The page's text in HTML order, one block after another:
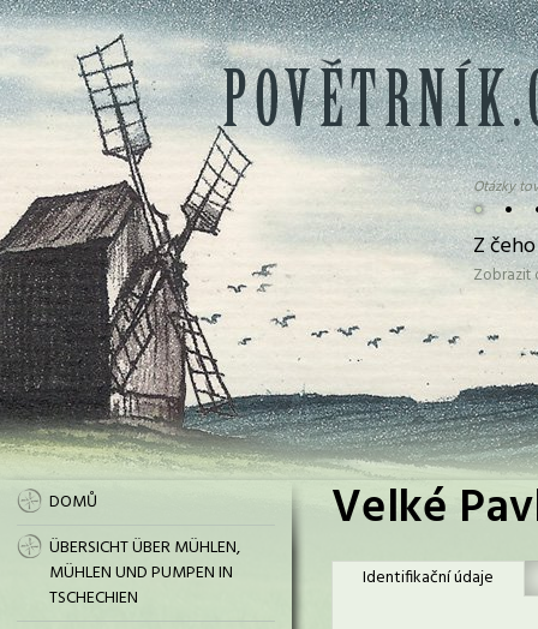
• •
Otázky
Z
DOMŮ
ÜBERSICHT ÜBER MÜHLEN,
MÜHLEN UND PUMPEN IN
TSCHECHIEN
Velké
Identifikační údaje